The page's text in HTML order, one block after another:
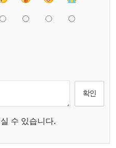
수 있습니다.